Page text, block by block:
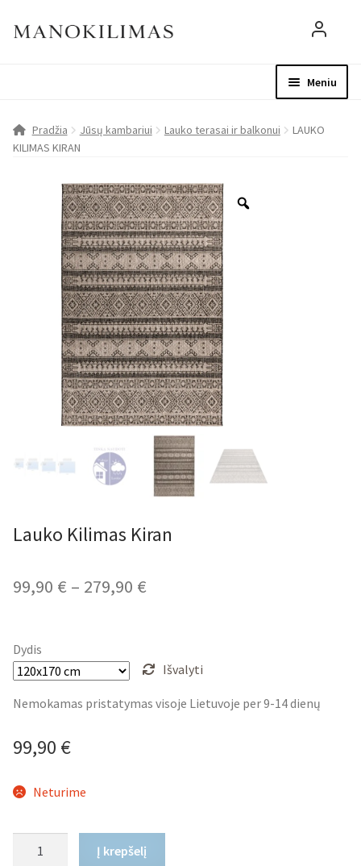
Meniu
Patarimai
Pradžia Jūsų kambariui Lauko terasai ir balkonui
LAUKO
KILIMAS KIRAN
Lauko Kilimas Kiran
99,90 € – 279,90 €
through
279,90 €
Dydis
Išvalyti
Nemokamas pristatymas visoje Lietuvoje per 9-14 dienų
99,90 €
Neturime
Į krepšelį